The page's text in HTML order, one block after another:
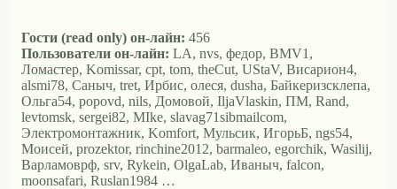
Гости (read only) он-лайн: 456
Пользователи он-лайн: LA, nvs, федор, BMV1,
Ломастер, Komissar, cpt, tom, theCut, UStaV, Висариoн4,
alsmi78, Саныч, tret, Ирбис, олеся, dusha, Байкеризсклепа,
Ольга54, popovd, nils, Домовой, IljaVlaskin, ПМ, Rand,
levtomsk, sergei82, MIke, slavag71sibmailcom,
Электромонтажник, Komfort, Мульсик, ИгорьБ, ngs54,
Моисей, prozektor, rinchine2012, barmaleo, egorchik, Wasilij,
Варламоврф, srv, Rykein, OlgaLab, Иваныч, falcon,
moonsafari, Ruslan1984 …